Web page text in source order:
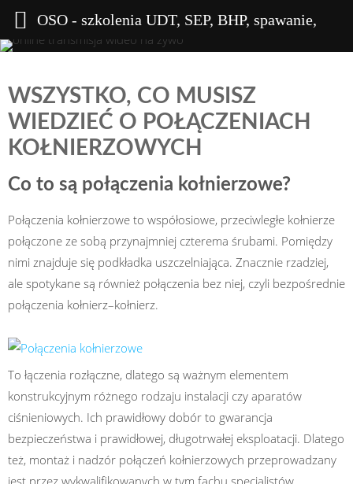
WSZYSTKO, CO MUSISZ
WIEDZIEĆ O POŁĄCZENIACH
KOŁNIERZOWYCH
Co to są połączenia kołnierzowe?
Połączenia kołnierzowe to współosiowe, przeciwległe kołnierze
połączone ze sobą przynajmniej czterema śrubami. Pomiędzy
nimi znajduje się podkładka uszczelniająca. Znacznie rzadziej,
ale spotykane są również połączenia bez niej, czyli bezpośrednie
połączenia kołnierz–kołnierz.
To łączenia rozłączne, dlatego są ważnym elementem
konstrukcyjnym różnego rodzaju instalacji czy aparatów
ciśnieniowych. Ich prawidłowy dobór to gwarancja
bezpieczeństwa i prawidłowej, długotrwałej eksploatacji. Dlatego
też, montaż i nadzór połączeń kołnierzowych przeprowadzany
jest przez wykwalifikowanych w tym fachu specjalistów.
OSO - szkolenia UDT, SEP, BHP, spawanie,